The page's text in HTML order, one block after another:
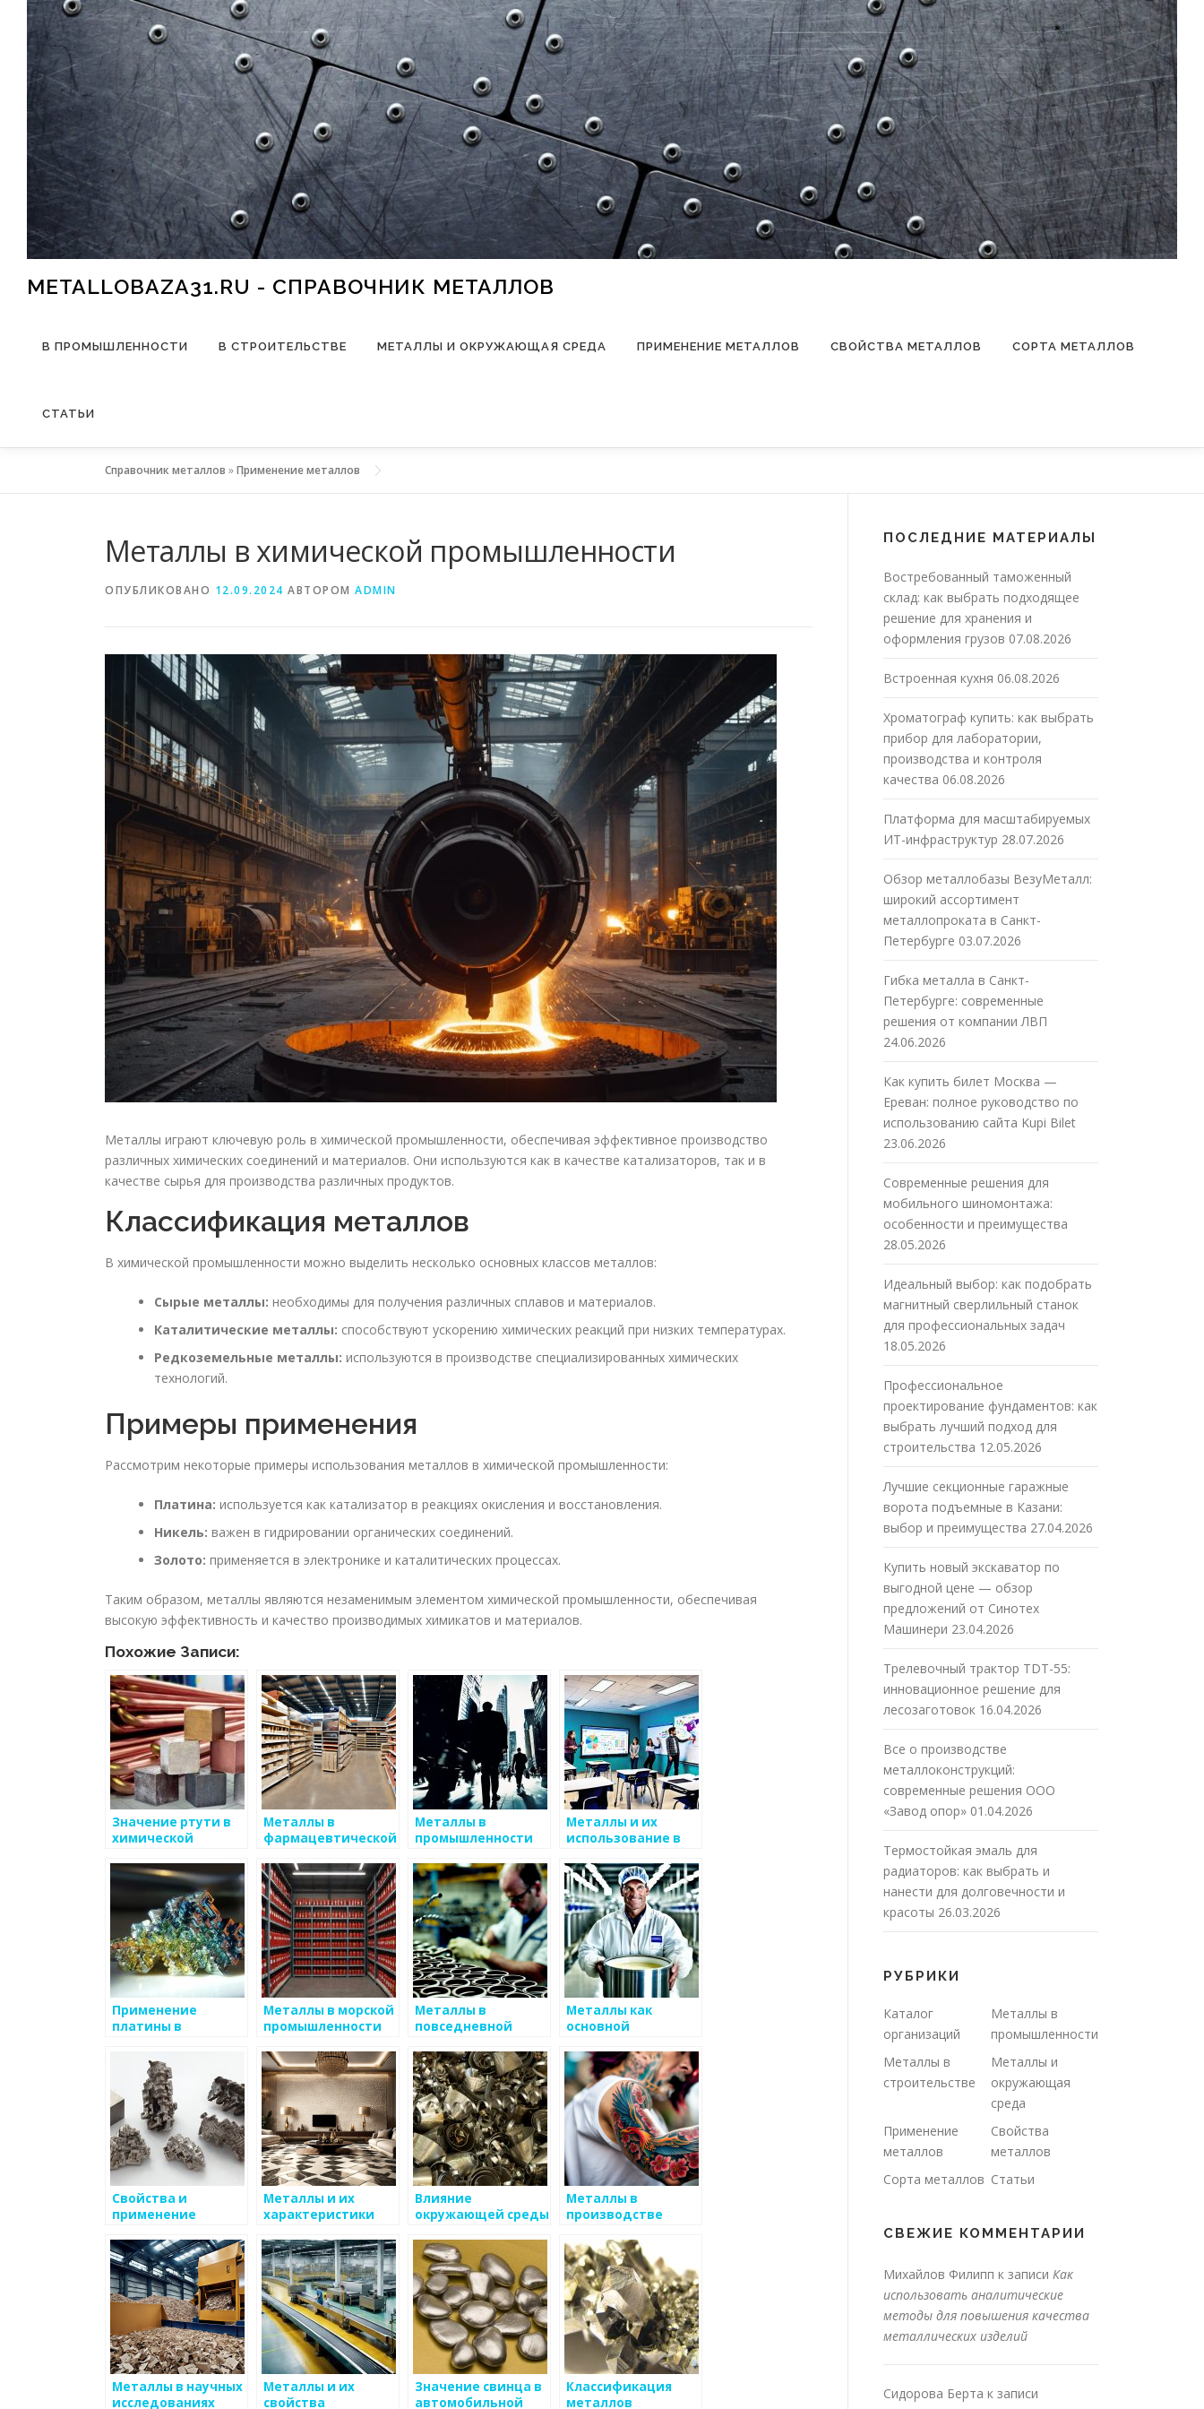
Перейти к содержимому
METALLOBAZA31.RU - СПРАВОЧНИК МЕТАЛЛОВ
В ПРОМЫШЛЕННОСТИ В СТРОИТЕЛЬСТВЕ МЕТАЛЛЫ И ОКРУЖАЮЩАЯ СРЕДА ПРИМЕНЕНИЕ МЕТАЛЛОВ СВОЙСТВА МЕТАЛЛОВ СОРТА МЕТАЛЛОВ
СТАТЬИ
Справочник металлов »Применение металлов
Металлы в химической промышленности
ОПУБЛИКОВАНО 12.09.2024 АВТОРОМ ADMIN
Металлы играют ключевую роль в химической промышленности, обеспечивая эффективное производство
различных химических соединений и материалов. Они используются как в качестве катализаторов, так и в
качестве сырья для производства различных продуктов.
Классификация металлов
В химической промышленности можно выделить несколько основных классов металлов:
Сырые металлы: необходимы для получения различных сплавов и материалов.
Каталитические металлы: способствуют ускорению химических реакций при низких температурах.
Редкоземельные металлы: используются в производстве специализированных химических
технологий.
Примеры применения
Рассмотрим некоторые примеры использования металлов в химической промышленности:
Платина: используется как катализатор в реакциях окисления и восстановления.
Никель: важен в гидрировании органических соединений.
Золото: применяется в электронике и каталитических процессах.
Таким образом, металлы являются незаменимым элементом химической промышленности, обеспечивая
высокую эффективность и качество производимых химикатов и материалов.
Похожие Записи:
Значение ртути в
химической
приборостроении
Металлы в
фармацевтической
Металлы в
промышленности
Металлы и их
использование в
Применение
платины в
производстве
электроники
Металлы в морской
промышленности
Металлы в
повседневной
Металлы как
основной
материал
Свойства и
применение
промышленности
Металлы и их
характеристики
температурах
Влияние
окружающей среды
промышленности
Металлы в
производстве
Металлы в научных
исследованиях
Металлы и их
свойства
Значение свинца в
автомобильной
Классификация
металлов
ПОСЛЕДНИЕ МАТЕРИАЛЫ
Востребованный таможенный
склад: как выбрать подходящее
решение для хранения и
оформления грузов 07.08.2026
Встроенная кухня 06.08.2026
Хроматограф купить: как выбрать
прибор для лаборатории,
производства и контроля
качества 06.08.2026
Платформа для масштабируемых
ИТ-инфраструктур 28.07.2026
Обзор металлобазы ВезуМеталл:
широкий ассортимент
металлопроката в Санкт-
Петербурге 03.07.2026
Гибка металла в Санкт-
Петербурге: современные
решения от компании ЛВП
24.06.2026
Как купить билет Москва —
Ереван: полное руководство по
использованию сайта Kupi Bilet
23.06.2026
Современные решения для
мобильного шиномонтажа:
особенности и преимущества
28.05.2026
Идеальный выбор: как подобрать
магнитный сверлильный станок
для профессиональных задач
18.05.2026
Профессиональное
проектирование фундаментов: как
выбрать лучший подход для
строительства 12.05.2026
Лучшие секционные гаражные
ворота подъемные в Казани:
выбор и преимущества 27.04.2026
Купить новый экскаватор по
выгодной цене — обзор
предложений от Синотех
Машинери 23.04.2026
Трелевочный трактор TDT-55:
инновационное решение для
лесозаготовок 16.04.2026
Все о производстве
металлоконструкций:
современные решения ООО
«Завод опор» 01.04.2026
Термостойкая эмаль для
радиаторов: как выбрать и
нанести для долговечности и
красоты 26.03.2026
РУБРИКИ
Каталог
организаций
Металлы в
промышленности
Металлы в
строительстве
Металлы и
окружающая
среда
Применение
металлов
Свойства
металлов
Сорта металлов Статьи
СВЕЖИЕ КОММЕНТАРИИ
Михайлов Филипп к записи Как
использовать аналитические
методы для повышения качества
металлических изделий
Сидорова Берта к записи